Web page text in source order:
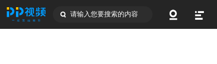
请输入您要搜索的内容